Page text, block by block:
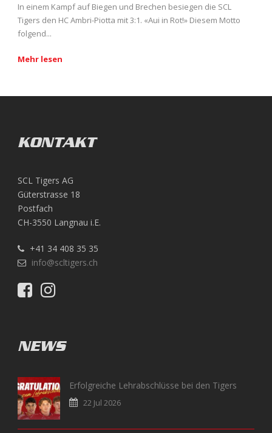
In einem Kampf auf Biegen und Brechen besiegen die SCL
Tigers den HC Ambri-Piotta mit 3:1. «Aui in Rot!» Diesem Motto
folgend...
Mehr lesen
KONTAKT
SCL Tigers AG
Güterstrasse 18
Postfach
CH-3550 Langnau i.E.
+41 34 408 35 35
info@scltigers.ch
NEWS
Erfolgreiche Lehrabschlüsse bei den Tigers
22 Jul 2026